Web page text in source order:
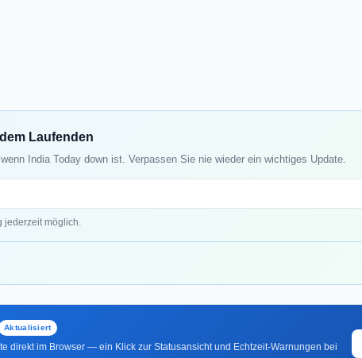
Laufenden
India Today down ist. Verpassen Sie nie wieder ein wichtiges Update.
möglich.
Aktualisiert
direkt im Browser — ein Klick zur Statusansicht und Echtzeit-Warnungen bei